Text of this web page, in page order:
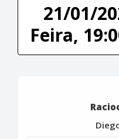
21/01/
Feira,